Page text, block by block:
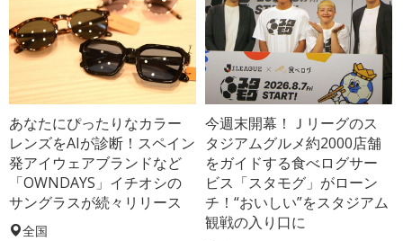
あなたにぴったりなカラー
レンズをAIが診断！スペイン
発アイウェアブランドなど
「OWNDAYS」イチオシの
サングラスが続々リリース
全国
今週末開幕！Ｊリーグのス
タジアムグルメ約2000店舗
をガイドする食べログサー
ビス「スタモグ」がローン
チ！“おいしい”をスタジアム
観戦の入り口に